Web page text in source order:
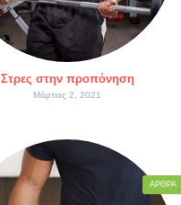
Στρες στην προπόνηση
Μάρτιος 2, 2021
ΆΡΘΡΑ